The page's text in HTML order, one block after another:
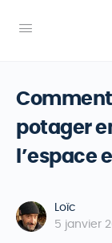
potager
l’espace
Loïc
5 janvier